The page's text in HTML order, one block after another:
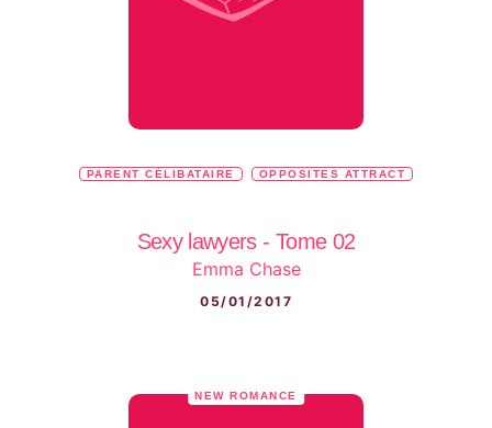
PARENT CÉLIBATAIRE OPPOSITES ATTRACT
Sexy lawyers - Tome 02
Emma Chase
05/01/2017
NEW ROMANCE